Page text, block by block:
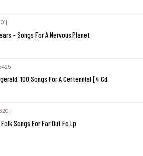
|
- Songs For A Nervous Planet
|
100 Songs For A Centennial [4 Cd
Songs For Far Out Fo Lp